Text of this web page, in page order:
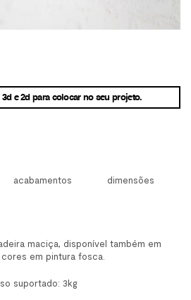
e 2d para colocar no seu projeto.
acabamentos dimensões
maciça, disponível também em
em pintura fosca.
suportado: 3kg